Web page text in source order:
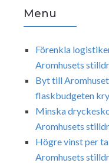
Menu
Förenkla
Aromhusets
Byt till
flaskbudgeten
Minska
Aromhusets
Högre vinst per
Aromhusets